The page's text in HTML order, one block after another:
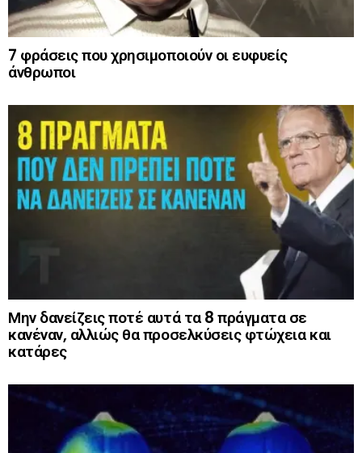
7 φράσεις που χρησιμοποιούν οι ευφυείς
άνθρωποι
Μην δανείζεις ποτέ αυτά τα 8 πράγματα σε
κανέναν, αλλιώς θα προσελκύσεις φτώχεια και
κατάρες